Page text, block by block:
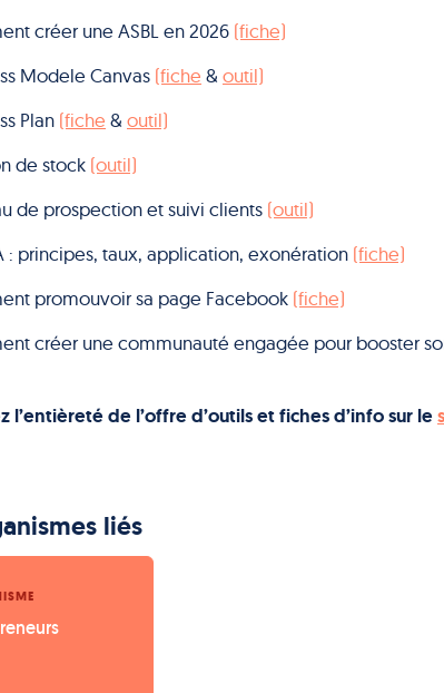
créer une ASBL en 2026 (fiche)
Modele Canvas (fiche & outil)
Plan (fiche & outil)
de stock (outil)
de prospection et suivi clients (outil)
: principes, taux, application, exonération (fiche)
promouvoir sa page Facebook (fiche)
créer une communauté engagée pour booster
l’entièreté de l’offre d’outils et fiches d’info sur le
liés